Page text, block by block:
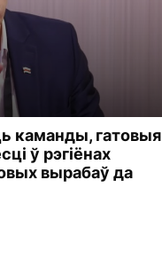
каманды, гатовыя
ў рэгіёнах
вырабаў да